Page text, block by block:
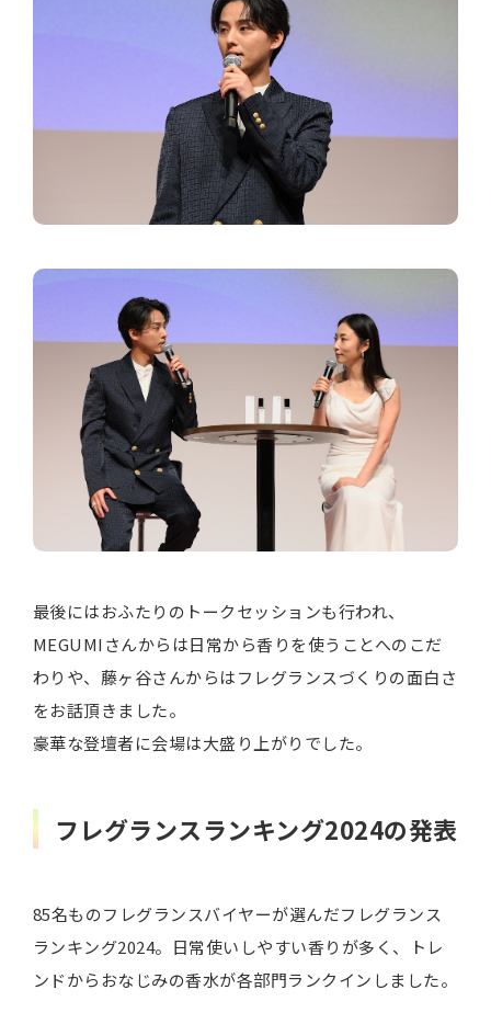
最後にはおふたりのトークセッションも行われ、
MEGUMIさんからは日常から香りを使うことへのこだ
わりや、藤ヶ谷さんからはフレグランスづくりの面白さ
をお話頂きました。
豪華な登壇者に会場は大盛り上がりでした。
フレグランスランキング2024の発表
85名ものフレグランスバイヤーが選んだフレグランス
ランキング2024。日常使いしやすい香りが多く、トレ
ンドからおなじみの香水が各部門ランクインしました。